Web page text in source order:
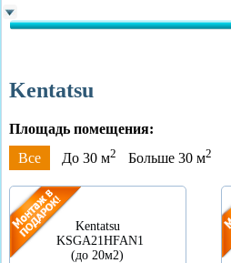
Kentatsu
Площадь помещения:
Все
До 30 м2 Больше 30 м2
Kentatsu
KSGА21HFAN1
(до 20м2)